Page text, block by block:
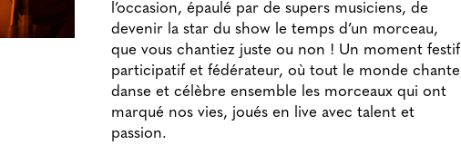
l’occasion, épaulé par de supers musiciens, de
devenir la star du show le temps d’un morceau,
que vous chantiez juste ou non ! Un moment
participatif et fédérateur, où tout le monde
danse et célèbre ensemble les morceaux qui ont
marqué nos vies, joués en live avec talent et
passion.